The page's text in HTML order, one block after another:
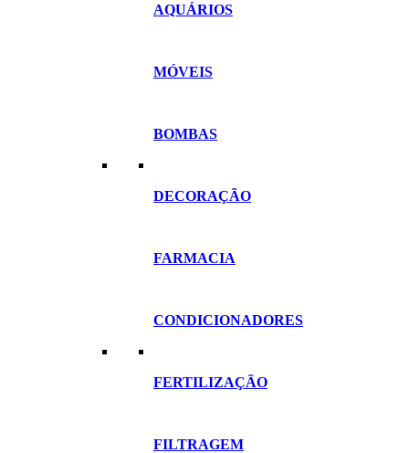
AQUÁRIOS
MÓVEIS
BOMBAS
DECORAÇÃO
FARMACIA
CONDICIONADORES
FERTILIZAÇÃO
FILTRAGEM